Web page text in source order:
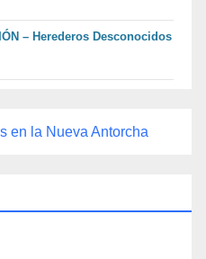
– Herederos Desconocidos